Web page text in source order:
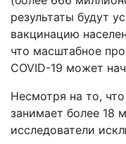
результаты будут
вакцинацию
что масштабное
COVID-19 может
Несмотря на то,
занимает более 18
исследователи